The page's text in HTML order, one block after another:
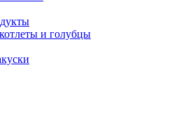
и голубцы